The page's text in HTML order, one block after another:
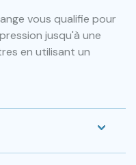
vous qualifie pour
jusqu'à une
en utilisant un